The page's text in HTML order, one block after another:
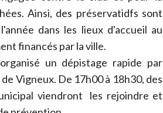
Ainsi, des préservatidfs sont
dans les lieux d'accueil au
financés par la ville.
un dépistage rapide par
Vigneux. De 17h00 à 18h30, des
viendront les rejoindre et